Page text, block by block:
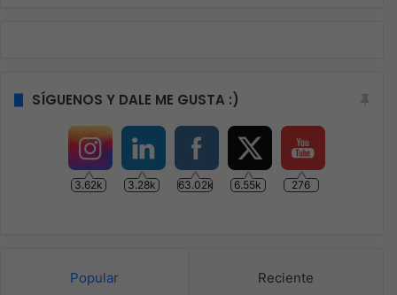
SÍGUENOS Y DALE ME GUSTA :)
3.62k 3.28k 63.02k 6.55k 276
Popular Reciente